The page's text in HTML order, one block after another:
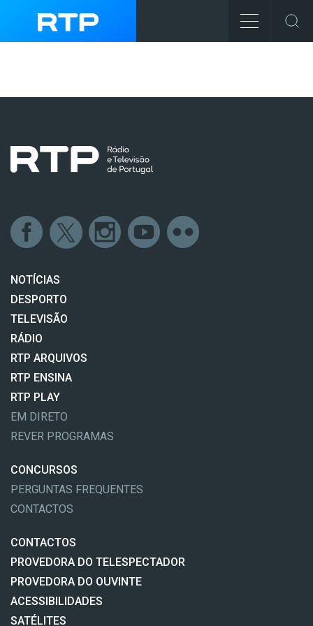
NOTÍCIAS
DESPORTO
TELEVISÃO
RÁDIO
RTP ARQUIVOS
RTP ENSINA
RTP PLAY
EM DIRETO
REVER PROGRAMAS
CONCURSOS
PERGUNTAS FREQUENTES
CONTACTOS
CONTACTOS
PROVEDORA DO TELESPECTADOR
PROVEDORA DO OUVINTE
ACESSIBILIDADES
SATÉLITES